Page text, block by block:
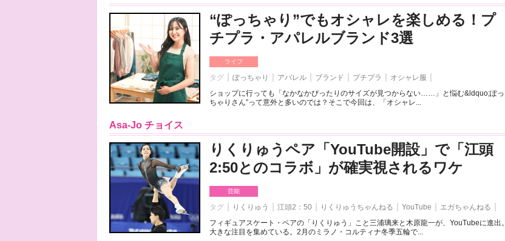
“ぽっちゃり”でもオシャレを楽しめる！プ
チプラ・アパレルブランド3選
ライフ
タグ ぽっちゃり アパレル ブランド プチプラ
オシャレ服
ショップに行っても「なかなかぴったりのサイズが見つからない……」と悩む&ldquo;ぽっ
ちゃりさん”って意外と多いのでは？そこで今回は、「オシャレ...
Asa-Jo チョイス
りくりゅうペア「YouTube開設」で「江頭
2:50とのコラボ」が確実視されるワケ
芸能
タグ りくりゅう 江頭2：50 りくりゅうちゃんねる YouTube
エガちゃんねる
フィギュアスケート・ペアの「りくりゅう」こと三浦璃来と木原龍一が、YouTubeに進出。
大きな注目を集めている。2月のミラノ・コルティナ冬季五輪で...